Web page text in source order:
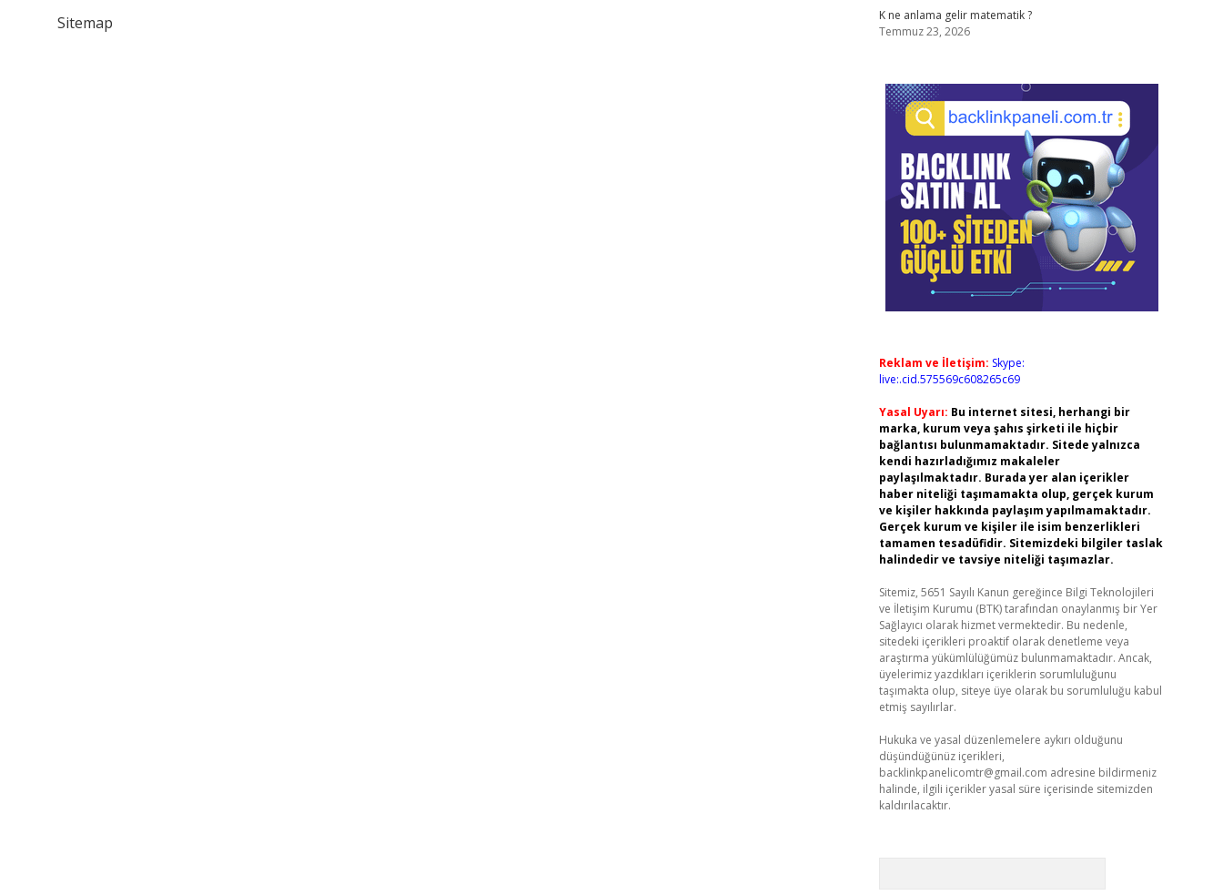
Sitemap
K ne anlama gelir matematik ?
Temmuz 23, 2026
Reklam ve İletişim: Skype:
live:.cid.575569c608265c69
Yasal Uyarı: Bu internet sitesi, herhangi bir
marka, kurum veya şahıs şirketi ile hiçbir
bağlantısı bulunmamaktadır. Sitede yalnızca
kendi hazırladığımız makaleler
paylaşılmaktadır. Burada yer alan içerikler
haber niteliği taşımamakta olup, gerçek kurum
ve kişiler hakkında paylaşım yapılmamaktadır.
Gerçek kurum ve kişiler ile isim benzerlikleri
tamamen tesadüfidir. Sitemizdeki bilgiler taslak
halindedir ve tavsiye niteliği taşımazlar.
Sitemiz, 5651 Sayılı Kanun gereğince Bilgi Teknolojileri
ve İletişim Kurumu (BTK) tarafından onaylanmış bir Yer
Sağlayıcı olarak hizmet vermektedir. Bu nedenle,
sitedeki içerikleri proaktif olarak denetleme veya
araştırma yükümlülüğümüz bulunmamaktadır. Ancak,
üyelerimiz yazdıkları içeriklerin sorumluluğunu
taşımakta olup, siteye üye olarak bu sorumluluğu kabul
etmiş sayılırlar.
Hukuka ve yasal düzenlemelere aykırı olduğunu
düşündüğünüz içerikleri,
backlinkpanelicomtr@gmail.com adresine bildirmeniz
halinde, ilgili içerikler yasal süre içerisinde sitemizden
kaldırılacaktır.